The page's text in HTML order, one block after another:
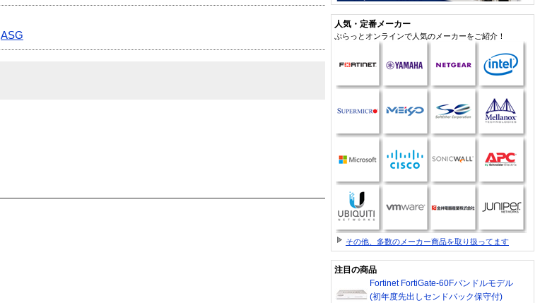
ASG
人気・定番メーカー
ぷらっとオンラインで人気のメーカーをご紹介！
その他、多数のメーカー商品を取り扱ってます
注目の商品
Fortinet FortiGate-60Fバンドルモデル
(初年度先出しセンドバック保守付)